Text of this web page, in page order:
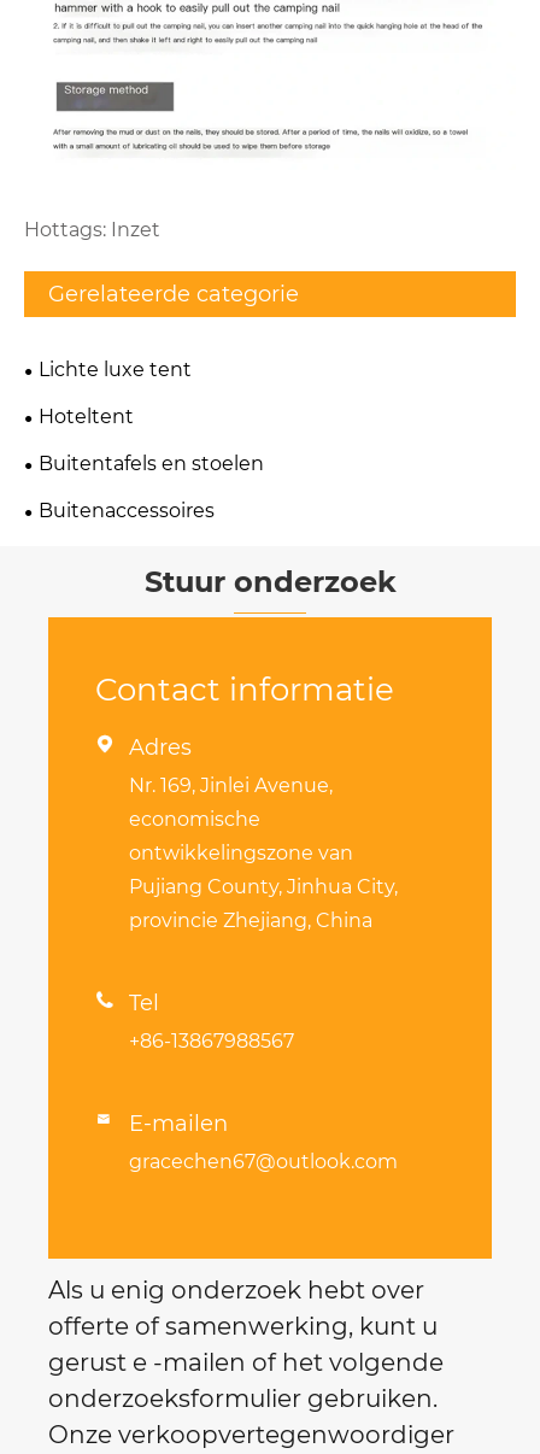
Hottags: Inzet
Gerelateerde categorie
Lichte luxe tent
Hoteltent
Buitentafels en stoelen
Buitenaccessoires
Stuur onderzoek
Contact informatie
 Adres
Nr. 169, Jinlei Avenue,
economische
ontwikkelingszone van
Pujiang County, Jinhua City,
provincie Zhejiang, China
 Tel
+86-13867988567
 E-mailen
gracechen67@outlook.com
Als u enig onderzoek hebt over
offerte of samenwerking, kunt u
gerust e -mailen of het volgende
onderzoeksformulier gebruiken.
Onze verkoopvertegenwoordiger